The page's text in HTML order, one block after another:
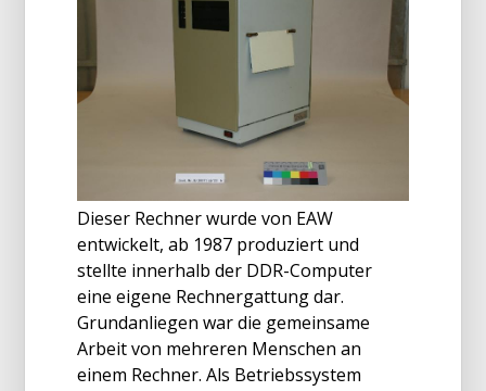
Dieser Rechner wurde von EAW
entwickelt, ab 1987 produziert und
stellte innerhalb der DDR-Computer
eine eigene Rechnergattung dar.
Grundanliegen war die gemeinsame
Arbeit von mehreren Menschen an
einem Rechner. Als Betriebssystem